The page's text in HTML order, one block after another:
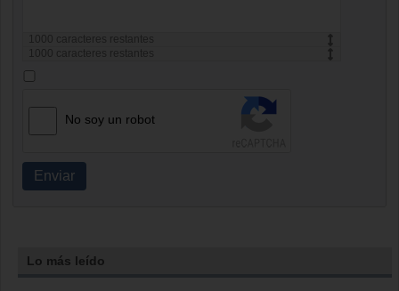
caracteres restantes
caracteres restantes
No soy un robot
Enviar
Lo más leído